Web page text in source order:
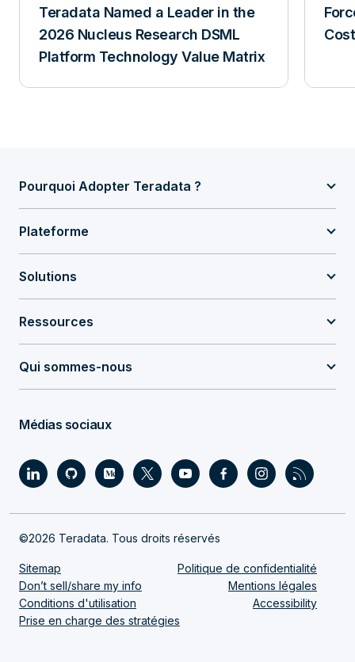
Teradata Named a Leader in the
2026 Nucleus Research DSML
Platform Technology Value Matrix
Pourquoi Adopter Teradata ?
Plateforme
Solutions
Ressources
Qui sommes-nous
Médias sociaux
©2026 Teradata. Tous droits réservés
Sitemap
Politique de confidentialité
Don’t sell/share my info
Mentions légales
Conditions d'utilisation
Accessibility
Prise en charge des stratégies